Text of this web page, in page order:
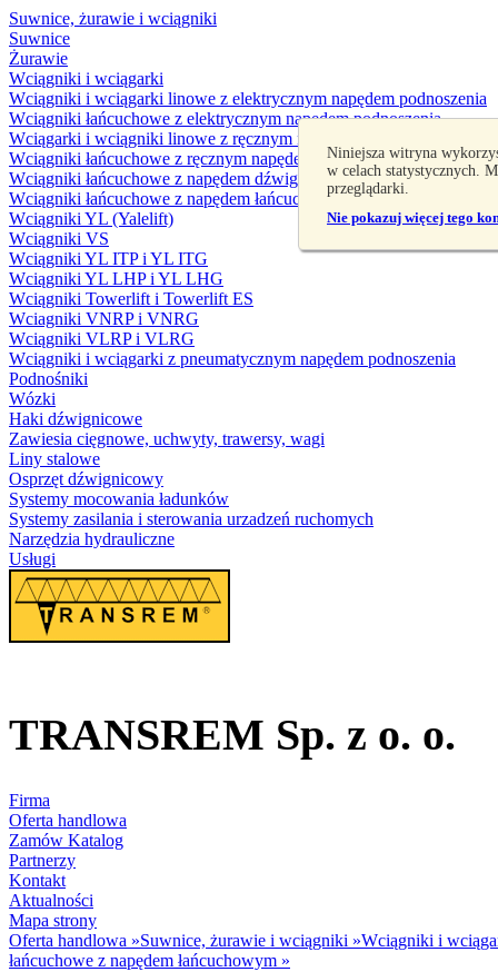
Niniejsza witryna
w celach statystycznych.
przeglądarki.
Nie pokazuj więcej tego
Suwnice, żurawie i wciągniki
Suwnice
Żurawie
Wciągniki i wciągarki
Wciągniki i wciągarki linowe z elektrycznym napędem podnoszenia
Wciągniki łańcuchowe z elektrycznym napędem podnoszenia
Wciągarki i wciągniki linowe z ręcznym napędem podnoszenia
Wciągniki łańcuchowe z ręcznym napędem podnoszenia
Wciągniki łańcuchowe z napędem dźwigniowym
Wciągniki łańcuchowe z napędem łańcuchowym
Wciągniki YL (Yalelift)
Wciągniki VS
Wciągniki YL ITP i YL ITG
Wciągniki YL LHP i YL LHG
Wciągniki Towerlift i Towerlift ES
Wciagniki VNRP i VNRG
Wciągniki VLRP i VLRG
Wciągniki i wciągarki z pneumatycznym napędem podnoszenia
Podnośniki
Wózki
Haki dźwignicowe
Zawiesia cięgnowe, uchwyty, trawersy, wagi
Liny stalowe
Osprzęt dźwignicowy
Systemy mocowania ładunków
Systemy zasilania i sterowania urzadzeń ruchomych
Narzędzia hydrauliczne
Usługi
TRANSREM Sp. z o. o.
Firma
Oferta handlowa
Zamów Katalog
Partnerzy
Kontakt
Aktualności
Mapa strony
Oferta handlowa »Suwnice, żurawie i wciągniki »Wciągniki i
łańcuchowe z napędem łańcuchowym »